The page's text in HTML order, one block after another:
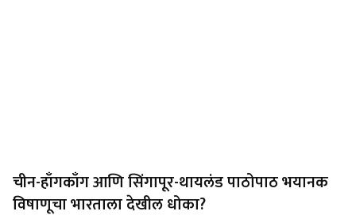
चीन-हाँगकाँग आणि सिंगापूर-थायलंड पाठोपाठ भयानक
विषाणूचा भारताला देखील धोका?